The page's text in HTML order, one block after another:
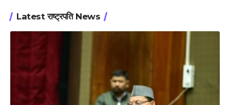
Latest राष्ट्रपति News